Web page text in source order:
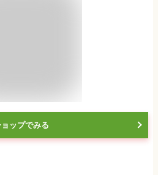
ョップでみる